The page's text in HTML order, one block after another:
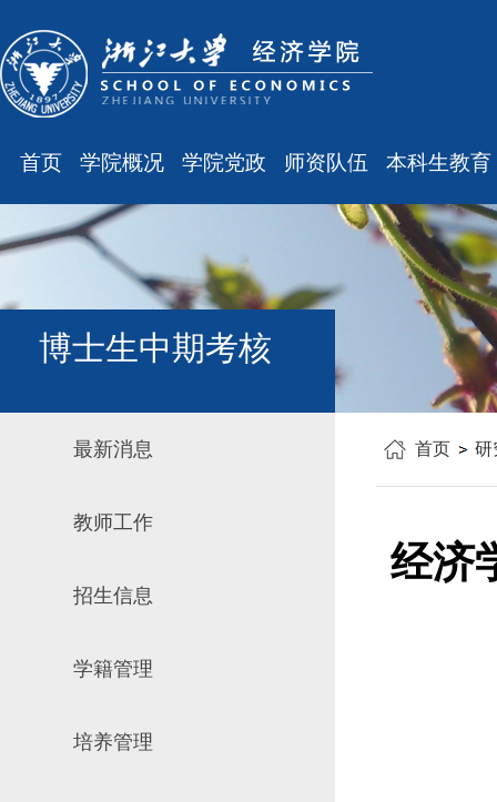
首页 学院概况
学院简介
现任领导
组织结构
学科设置
学院党政
会议通知
会议纪要
学院发文
工会之声
师资队伍
最新消息
职称晋升
人事培训
博士后管理
本科生教育
最新消息
规章制度
课表、校历
主修专业确认
学籍管理
教学与教务
毕业论文
科研训练
对外交流
博士生中期考核
最新消息
教师工作
招生信息
学籍管理
培养管理
首页 研
经济